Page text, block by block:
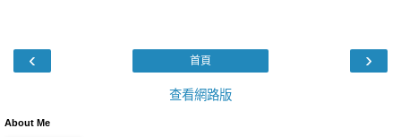
‹ ›
首頁
查看網路版
About Me